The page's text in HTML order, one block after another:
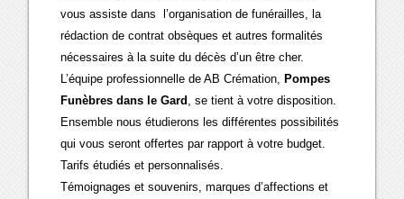
vous assiste dans l’organisation de funérailles, la
rédaction de contrat obsèques et autres formalités
nécessaires à la suite du décès d’un être cher.
L’équipe professionnelle de AB Crémation,
Pompes
Funèbres dans le Gard
, se tient à votre disposition.
Ensemble nous étudierons les différentes possibilités
qui vous seront offertes par rapport à votre budget.
Tarifs étudiés et personnalisés.
Témoignages et souvenirs, marques d’affections et